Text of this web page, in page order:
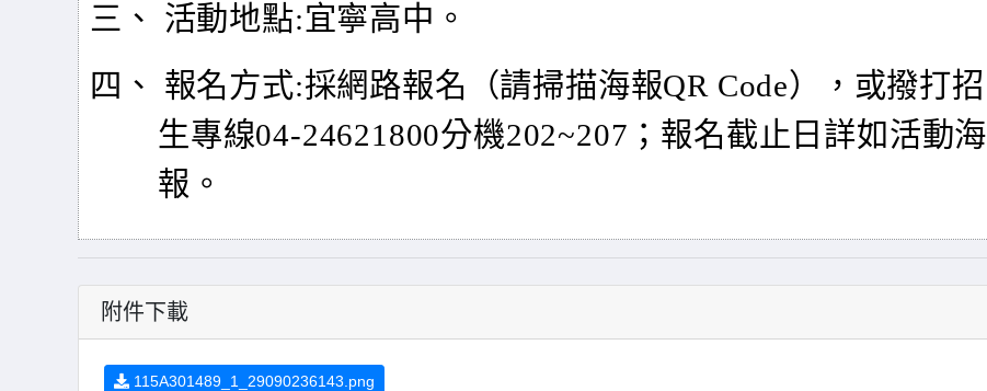
三、 活動地點:宜寧高中。
四、 報名方式:採網路報名（請掃描海報QR Code），或撥打招
生專線04-24621800分機202~207；報名截止日詳如活動海
報。
附件下載
115A301489_1_29090236143.png